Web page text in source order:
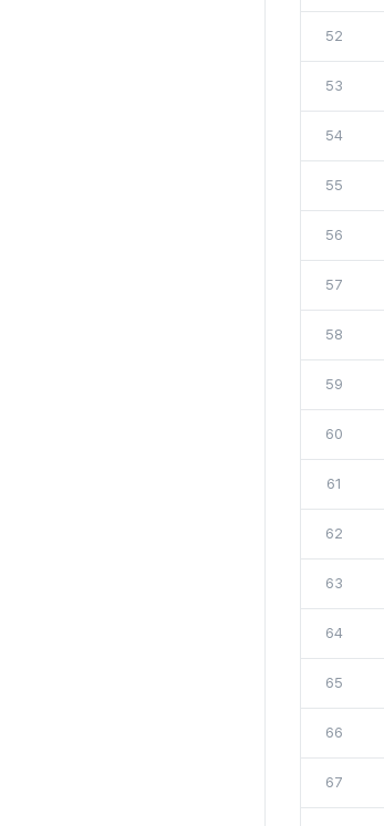
52
53
54
55
56
57
58
59
60
61
62
63
64
65
66
67